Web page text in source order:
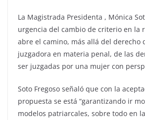
La Magistrada Presidenta , Mónica
urgencia del cambio de criterio en la
abre el camino, más allá del derecho
juzgadora en materia penal, de las
ser juzgadas por una mujer con
Soto Fregoso señaló que con la
propuesta se está “garantizando ir
modelos patriarcales, sobre todo en